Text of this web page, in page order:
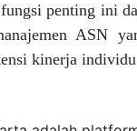
penting ini
ASN
kinerja